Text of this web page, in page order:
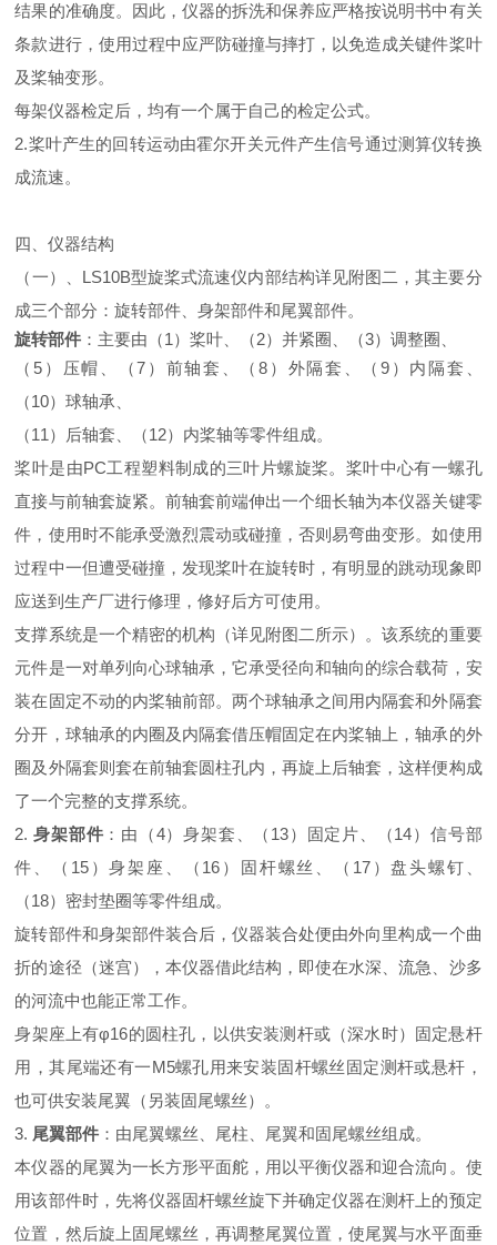
结果的准确度。因此，仪器的拆洗和保养应严格按说明书中有关
条款进行，使用过程中应严防碰撞与摔打，以免造成关键件桨叶
及桨轴变形。
每架仪器检定后，均有一个属于自己的检定公式。
2.桨叶产生的回转运动由霍尔开关元件产生信号通过测算仪转换
成流速。
四、仪器结构
（一）、LS10B型旋桨式流速仪内部结构详见附图二，其主要分
成三个部分：旋转部件、身架部件和尾翼部件。
旋转部件 ：主要由（1）桨叶、（2）并紧圈、（3）调整圈、
（5）压帽、（7）前轴套、（8）外隔套、（9）内隔套、
（10）球轴承、
（11）后轴套、（12）内桨轴等零件组成。
桨叶是由PC工程塑料制成的三叶片螺旋桨。桨叶中心有一螺孔
直接与前轴套旋紧。前轴套前端伸出一个细长轴为本仪器关键零
件，使用时不能承受激烈震动或碰撞，否则易弯曲变形。如使用
过程中一但遭受碰撞，发现桨叶在旋转时，有明显的跳动现象即
应送到生产厂进行修理，修好后方可使用。
支撑系统是一个精密的机构（详见附图二所示）。该系统的重要
元件是一对单列向心球轴承，它承受径向和轴向的综合载荷，安
装在固定不动的内桨轴前部。两个球轴承之间用内隔套和外隔套
分开，球轴承的内圈及内隔套借压帽固定在内桨轴上，轴承的外
圈及外隔套则套在前轴套圆柱孔内，再旋上后轴套，这样便构成
了一个完整的支撑系统。
2.身架部件 ：由（4）身架套、（ 13）固定片、（14）信号部
件、（15）身架座、（16）固杆螺丝、（17）盘头螺钉、
（18）密封垫圈等零件组成。
旋转部件和身架部件装合后，仪器装合处便由外向里构成一个曲
折的途径（迷宫），本仪器借此结构，即使在水深、流急、沙多
的河流中也能正常工作。
身架座上有φ16的圆柱孔，以供安装测杆或（深水时）固定悬杆
用，其尾端还有一M5螺孔用来安装固杆螺丝固定测杆或悬杆，
也可供安装尾翼（另装固尾螺丝）。
3. 尾翼部件 ：由尾翼螺丝、尾柱、尾翼和固尾螺丝组成。
本仪器的尾翼为一长方形平面舵，用以平衡仪器和迎合流向。使
用该部件时，先将仪器固杆螺丝旋下并确定仪器在测杆上的预定
位置，然后旋上固尾螺丝，再调整尾翼位置，使尾翼与水平面垂